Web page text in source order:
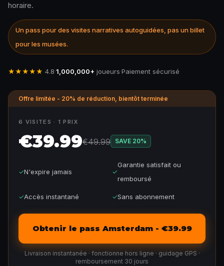
horaire.
Un pass pour des visites narratives autoguidées, pas un billet
pour les musées.
★★★★★ 4.8·1,000,000+ joueurs·Paiement sécurisé
Offre limitée - 20% de réduction, bientôt terminée
6 VISITES · 1 PRIX
€39.99€49.99 SAVE 20%
✓N'expire jamais ✓
Garantie satisfait ou
remboursé
✓Accès instantané ✓Sans abonnement
Obtenir le pass Amsterdam - €39.99
Livraison instantanée · fonctionne hors ligne · guidage GPS ·
remboursement 30 jours